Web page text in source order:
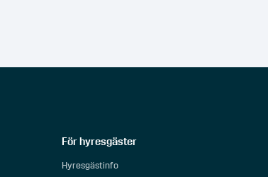
För hyresgäster
Hyresgästinfo